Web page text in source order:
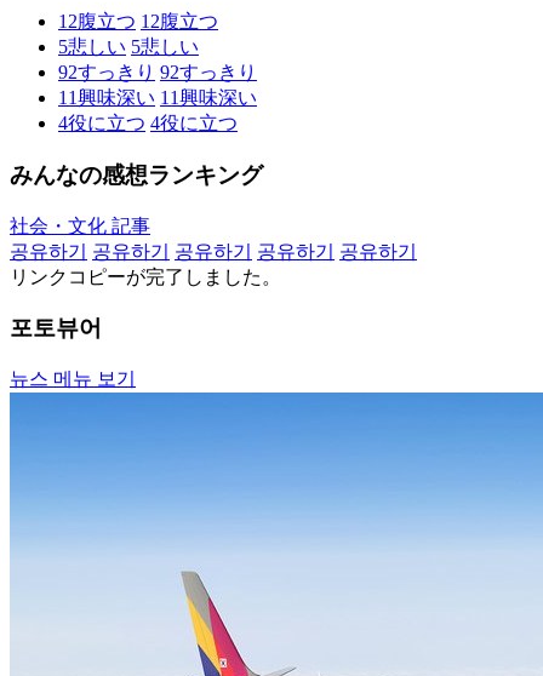
12腹立つ 12腹立つ
5悲しい 5悲しい
92すっきり 92すっきり
11興味深い 11興味深い
4役に立つ 4役に立つ
みんなの感想ランキング
社会・文化 記事
공유하기
공유하기 공유하기 공유하기
공유하기
リンクコピーが完了しました。
포토뷰어
뉴스 메뉴 보기